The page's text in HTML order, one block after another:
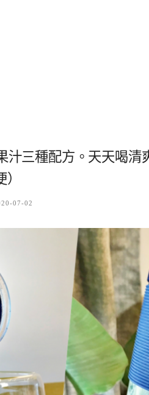
汁三種配方。天天喝清
07-02